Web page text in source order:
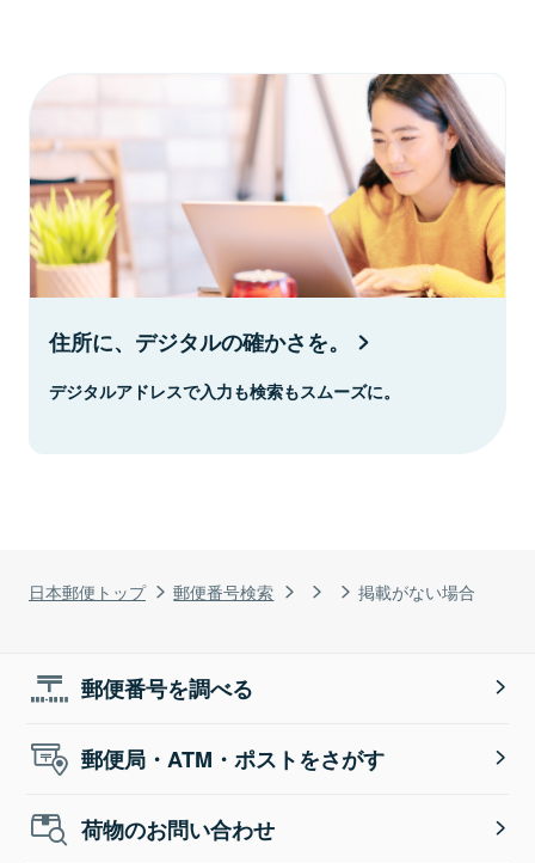
日本郵便トップ 郵便番号検索 掲載がない場合
住所に、デジタルの確かさを。
デジタルアドレスで入力も検索もスムーズに。
郵便番号を調べる
郵便局・ATM・ポストをさがす
荷物のお問い合わせ